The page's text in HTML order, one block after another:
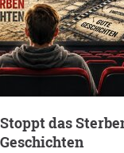
Geschichten